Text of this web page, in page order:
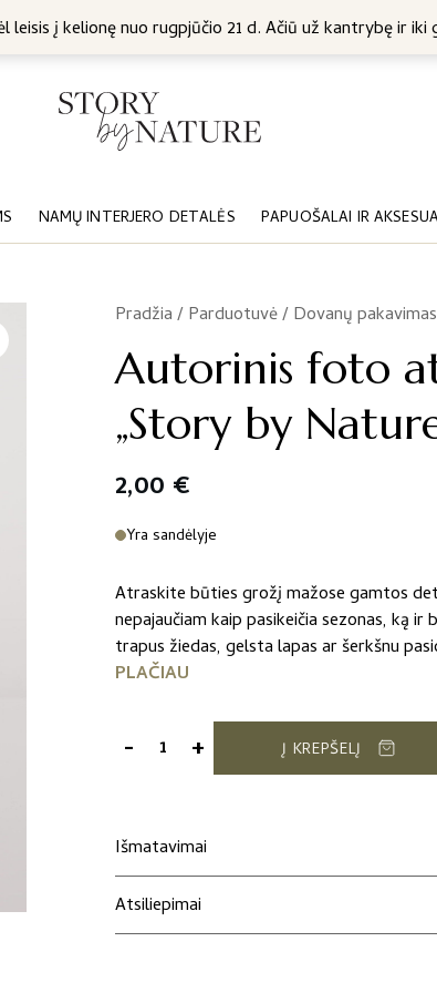
leisis į kelionę nuo rugpjūčio 21 d. Ačiū už kantrybę ir iki
NAMŲ INTERJERO DETALĖS PAPUOŠALAI IR
Pradžia/Parduotuvė/Dovanų pakavimas
/
Autorinis foto
„Story by
2,00 €
Yra sandėlyje
Atraskite būties grožį mažose gamtos
nepajaučiam kaip pasikeičia sezonas, ką
trapus žiedas, gelsta lapas ar šerkšnu
PLAČIAU
-produkto
foto
"Lelija"
iš
+ Į KREPŠELĮ
Išmatavimai
Atsiliepimai